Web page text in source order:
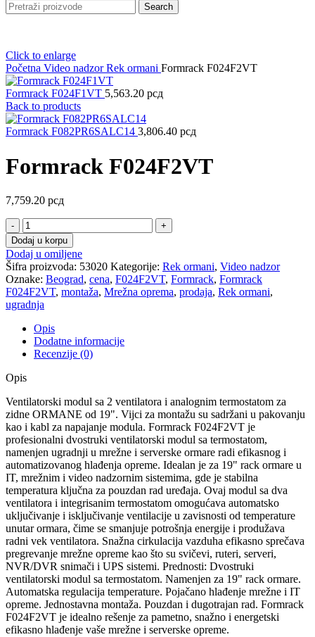
Search
Click to enlarge
Početna Video nadzorRek ormani Formrack F024F2VT
Formrack F024F1VT 5,563.20 рсд
Back to products
Formrack F082PR6SALC14 3,806.40 рсд
Formrack F024F2VT
7,759.20 рсд
Formrack
F024F2VT
količina
Dodaj u korpu
Dodaj u omiljene
Šifra proizvoda: 53020 Kategorije: Rek ormani, Video nadzor
Oznake: Beograd, cena, F024F2VT, Formrack, Formrack
F024F2VT, montaža, Mrežna oprema, prodaja, Rek ormani,
ugradnja
Opis
Dodatne informacije
Recenzije (0)
Opis
Ventilatorski modul sa 2 ventilatora i analognim termostatom za
zidne ORMANE od 19". Vijci za montažu su sadržani u pakovanju
kao i kabl za napajanje modula. Formrack F024F2VT je
profesionalni dvostruki ventilatorski modul sa termostatom,
namenjen ugradnji u mrežne i serverske ormare radi efikasnog i
automatizovanog hlađenja opreme. Idealan je za 19" rack ormare u
IT, mrežnim i video nadzornim sistemima, gde je stabilna
temperatura ključna za pouzdan rad uređaja. Ovaj modul sa dva
ventilatora i integrisanim termostatom omogućava automatsko
uključivanje i isključivanje ventilacije u zavisnosti od temperature
unutar ormara, čime se smanjuje potrošnja energije i produžava
radni vek ventilatora. Snažna cirkulacija vazduha efikasno sprečava
pregrevanje mrežne opreme kao što su svičevi, ruteri, serveri,
NVR/DVR snimači i UPS sistemi. Prednosti: Dvostruki
ventilatorski modul sa termostatom. Namenjen za 19" rack ormare.
Automatska regulacija temperature. Pojačano hlađenje mrežne i IT
opreme. Jednostavna montaža. Pouzdan i dugotrajan rad. Formrack
F024F2VT je idealno rešenje za pametno, snažno i energetski
efikasno hlađenje vaše mrežne i serverske opreme.